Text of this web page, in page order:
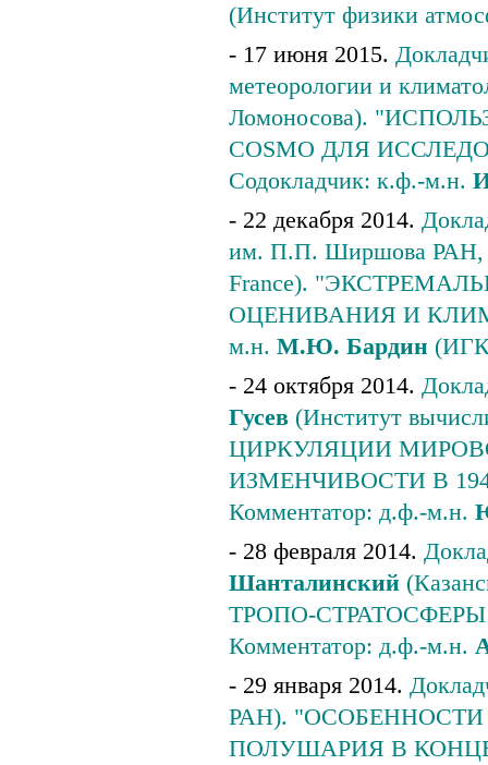
(Институт физики
- 17 июня 2015.
метеорологии и
Ломоносова).
COSMO ДЛЯ
Содокладчик: к.ф.-м.н.
- 22 декабря 2014.
им. П.П. Ширшова РАН,
France).
ОЦЕНИВАНИЯ И
м.н. М.Ю. Бардин
- 24 октября 2014.
Гусев (Институт
ЦИРКУЛЯЦИИ
ИЗМЕНЧИВОСТИ В
Комментатор: д.ф.-м.н.
- 28 февраля 2014.
Шанталинский
ТРОПО-
Комментатор: д.ф.-м.н.
- 29 января 2014.
РАН).
ПОЛУШАРИЯ В